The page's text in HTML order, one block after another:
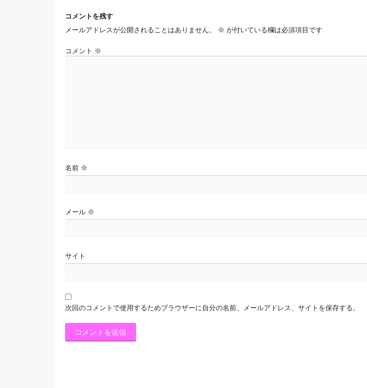
ナ
ビ
ー
シ
コメントを残す
メールアドレスが公開されることはありません。
※ が付いている欄は必須項目です
コメント ※
名前 ※
メール ※
サイト
次回のコメントで使用するためブラウザーに自分の名前、メールアドレス、サイトを保存する。